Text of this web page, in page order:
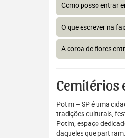
Como posso entrar
O que escrever na
A coroa de flores
Cemitérios
Potim – SP é uma
tradições culturais,
Potim, espaço
daqueles que partiram.